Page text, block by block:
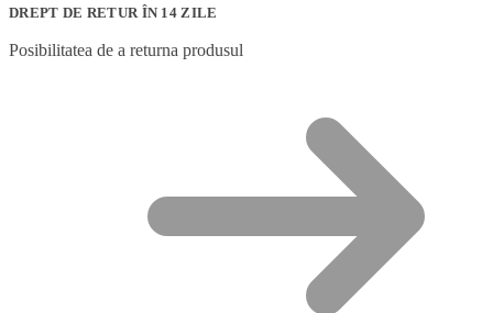
DREPT DE RETUR ÎN 14 ZILE
Posibilitatea de a returna produsul